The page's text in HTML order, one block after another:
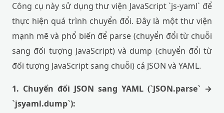
Công cụ này sử dụng thư viện JavaScript `js-yaml` để
thực hiện quá trình chuyển đổi. Đây là một thư viện
mạnh mẽ và phổ biến để parse (chuyển đổi từ chuỗi
sang đối tượng JavaScript) và dump (chuyển đổi từ
đối tượng JavaScript sang chuỗi) cả JSON và YAML.
1. Chuyển đổi JSON sang YAML (`JSON.parse` →
`jsyaml.dump`):